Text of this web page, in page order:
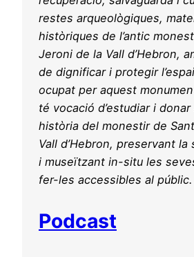
c
a
restes arqueològiques,
històriques de l’antic
Jeroni de la Vall d’Hebron,
de dignificar i protegir
ocupat per aquest
té vocació d’estudiar i
història del monestir de
Vall d’Hebron, preservant la
i museïtzant in-situ les
fer-les accessibles al públic.
Podcast